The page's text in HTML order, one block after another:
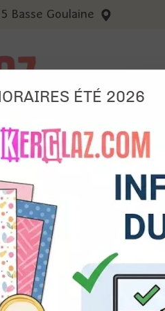
Basse Goulaine
MACHINES
> Distress Oxide Spray
Ils
et du
précises
Si vous
de la
ÉTÉ 2026